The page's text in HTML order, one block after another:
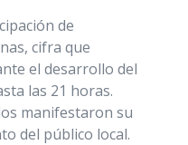
de
cifra que
el desarrollo del
las 21 horas.
manifestaron su
del público local.